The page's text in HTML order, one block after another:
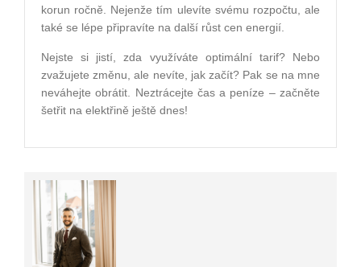
korun ročně. Nejenže tím ulevíte svému rozpočtu, ale
také se lépe připravíte na další růst cen energií.
Nejste si jistí, zda využíváte optimální tarif? Nebo
zvažujete změnu, ale nevíte, jak začít? Pak se na mne
neváhejte obrátit. Neztrácejte čas a peníze – začněte
šetřit na elektřině ještě dnes!